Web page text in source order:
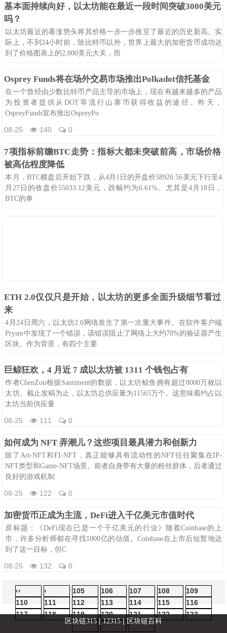
基本面持续向好，以太坊能在最近一段时间突破3000美元
吗？
以太坊最近的看涨势头将其价格一步一步推至了最近的历史新高。实
际上，不到24小时前，除比特币以外，世界上最大的加密货币成功达
到了价格图表上的2,800美元大关，而
Osprey Funds将在场外交易市场推出Polkadot信托基金
在一个曾经由少数比特币产品主导的市场上，现在有越来越多的产品
为投资者提供从DOT等流行山寨币获得收益的途径。昨天，
OspreyFunds宣布推出OspreyPo
08-25 140 0
7项指标前瞻BTC走势：指标大都未突破前高，市场价格
被高估程度降低
本月，BTC横盘后开始下跌，从4月1日的开盘价58926.56美元下行至4
月27日的收盘价55033.12美元，跌幅约为6.61%。尤其是4月18日，
BTC的单
ETH 2.0仅仅只是开始，以太坊的更多全面升级细节看过
来
4月24日周六，以太坊2.0网络发生了第一次重大事件。在软件客户端
Prysm中发现了一个错误，该错误阻止了网络上大约70%的验证器产生
区块。作为背景，有四个主要
巨鲸狂欢，4 月近 7 成以太坊被 1311 个钱包占有
作者ChenZou根据Santiment的数据，以太坊鲸鱼拥有超过8000万枚以
太坊。截止发稿为止，以太坊总供应量为11565万个。这意味着约占以
太坊当前供应量
08-25 111 0
如何成为 NFT 弄潮儿？这些项目最具潜力和创新力
除了Art-NFT和FI-NFT，真正能够具有流动性的NFT往往聚集在IP-
NFT类型和Game-NFT场景。前者自身带有大量的粉丝群体，后者通过
良好的游戏机制
08-25 122 0
加密货币正成为主流，DeFi进入千亿美元市值时代
原标题：《DeFi现在已是一个千亿美元的行业》随着Coinbase的上
市，许多分析师都在寻找1000亿的估值。Coinbase在上市后短暂地达
到了这一目标，但C
08-25 132 0
‹‹ ‹ 105 106 107 108
109
110
111 112 113 114 115
116
117
118 119 120 121 122
123
124
››
区块链315|12315| 区块链百科